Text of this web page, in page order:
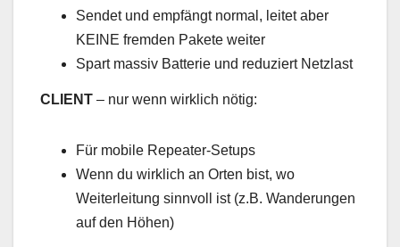
Sendet und empfängt normal, leitet aber
KEINE fremden Pakete weiter
Spart massiv Batterie und reduziert Netzlast
CLIENT – nur wenn wirklich nötig:
Für mobile Repeater-Setups
Wenn du wirklich an Orten bist, wo
Weiterleitung sinnvoll ist (z.B. Wanderungen
auf den Höhen)